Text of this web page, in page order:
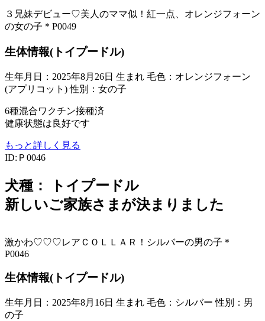
３兄妹デビュー♡美人のママ似！紅一点、オレンジフォーン
の女の子＊P0049
生体情報(トイプードル)
生年月日：2025年8月26日 生まれ 毛色：オレンジフォーン
(アプリコット) 性別：女の子
6種混合ワクチン接種済
健康状態は良好です
もっと詳しく見る
ID:Ｐ0046
犬種：
トイプードル
新しいご家族さまが決まりました
激かわ♡♡♡レアＣＯＬＬＡＲ！シルバーの男の子＊
P0046
生体情報(トイプードル)
生年月日：2025年8月16日 生まれ 毛色：シルバー 性別：男
の子